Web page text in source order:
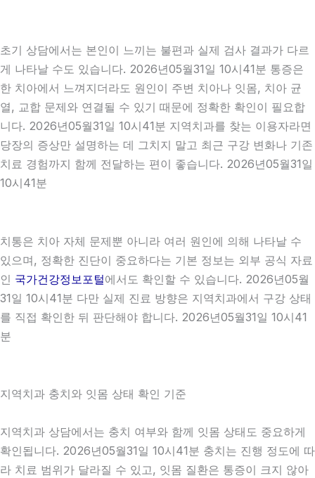
초기 상담에서는 본인이 느끼는 불편과 실제 검사 결과가 다르
게 나타날 수도 있습니다. 2026년05월31일 10시41분 통증은
한 치아에서 느껴지더라도 원인이 주변 치아나 잇몸, 치아 균
열, 교합 문제와 연결될 수 있기 때문에 정확한 확인이 필요합
니다. 2026년05월31일 10시41분 지역치과를 찾는 이용자라면
당장의 증상만 설명하는 데 그치지 말고 최근 구강 변화나 기존
치료 경험까지 함께 전달하는 편이 좋습니다. 2026년05월31일
10시41분
치통은 치아 자체 문제뿐 아니라 여러 원인에 의해 나타날 수
있으며, 정확한 진단이 중요하다는 기본 정보는 외부 공식 자료
인 국가건강정보포털에서도 확인할 수 있습니다. 2026년05월
31일 10시41분 다만 실제 진료 방향은 지역치과에서 구강 상태
를 직접 확인한 뒤 판단해야 합니다. 2026년05월31일 10시41
분
지역치과 충치와 잇몸 상태 확인 기준
지역치과 상담에서는 충치 여부와 함께 잇몸 상태도 중요하게
확인됩니다. 2026년05월31일 10시41분 충치는 진행 정도에 따
라 치료 범위가 달라질 수 있고, 잇몸 질환은 통증이 크지 않아